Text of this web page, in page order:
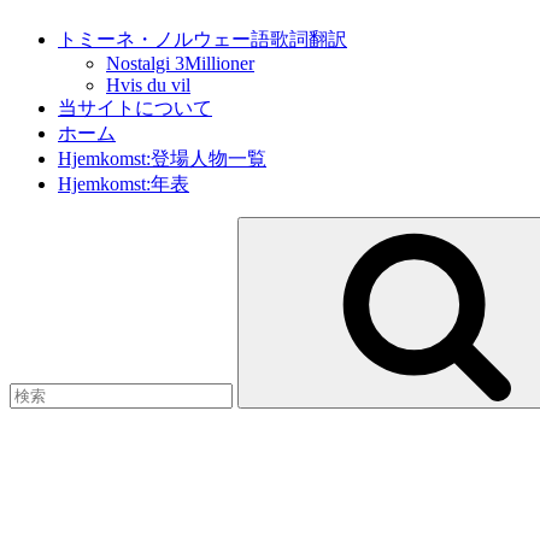
トミーネ・ノルウェー語歌詞翻訳
Nostalgi 3Millioner
Hvis du vil
当サイトについて
ホーム
Hjemkomst:登場人物一覧
Hjemkomst:年表